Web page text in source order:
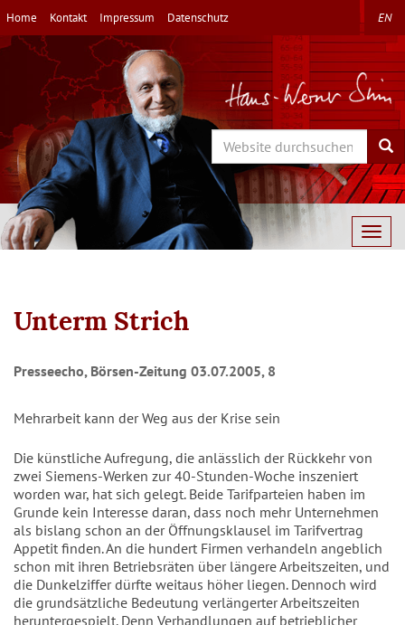
Direkt
zum
Inhalt
Home Kontakt Impressum Datenschutz EN
Search
Unterm Strich
Presseecho, Börsen-Zeitung 03.07.2005, 8
Mehrarbeit kann der Weg aus der Krise sein
Die künstliche Aufregung, die anlässlich der Rückkehr von
zwei Siemens-Werken zur 40-Stunden-Woche inszeniert
worden war, hat sich gelegt. Beide Tarifparteien haben im
Grunde kein Interesse daran, dass noch mehr Unternehmen
als bislang schon an der Öffnungsklausel im Tarifvertrag
Appetit finden. An die hundert Firmen verhandeln angeblich
schon mit ihren Betriebsräten über längere Arbeitszeiten, und
die Dunkelziffer dürfte weitaus höher liegen. Dennoch wird
die grundsätzliche Bedeutung verlängerter Arbeitszeiten
heruntergespielt. Denn Verhandlungen auf betrieblicher